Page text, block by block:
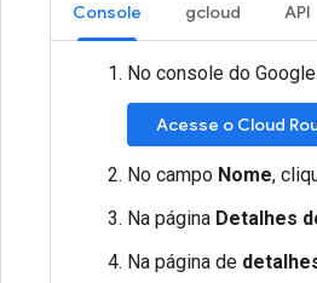
Console gcloud API
No console do
Acesse o Cloud
No campo Nome,
Na página Detalhes
Na página de